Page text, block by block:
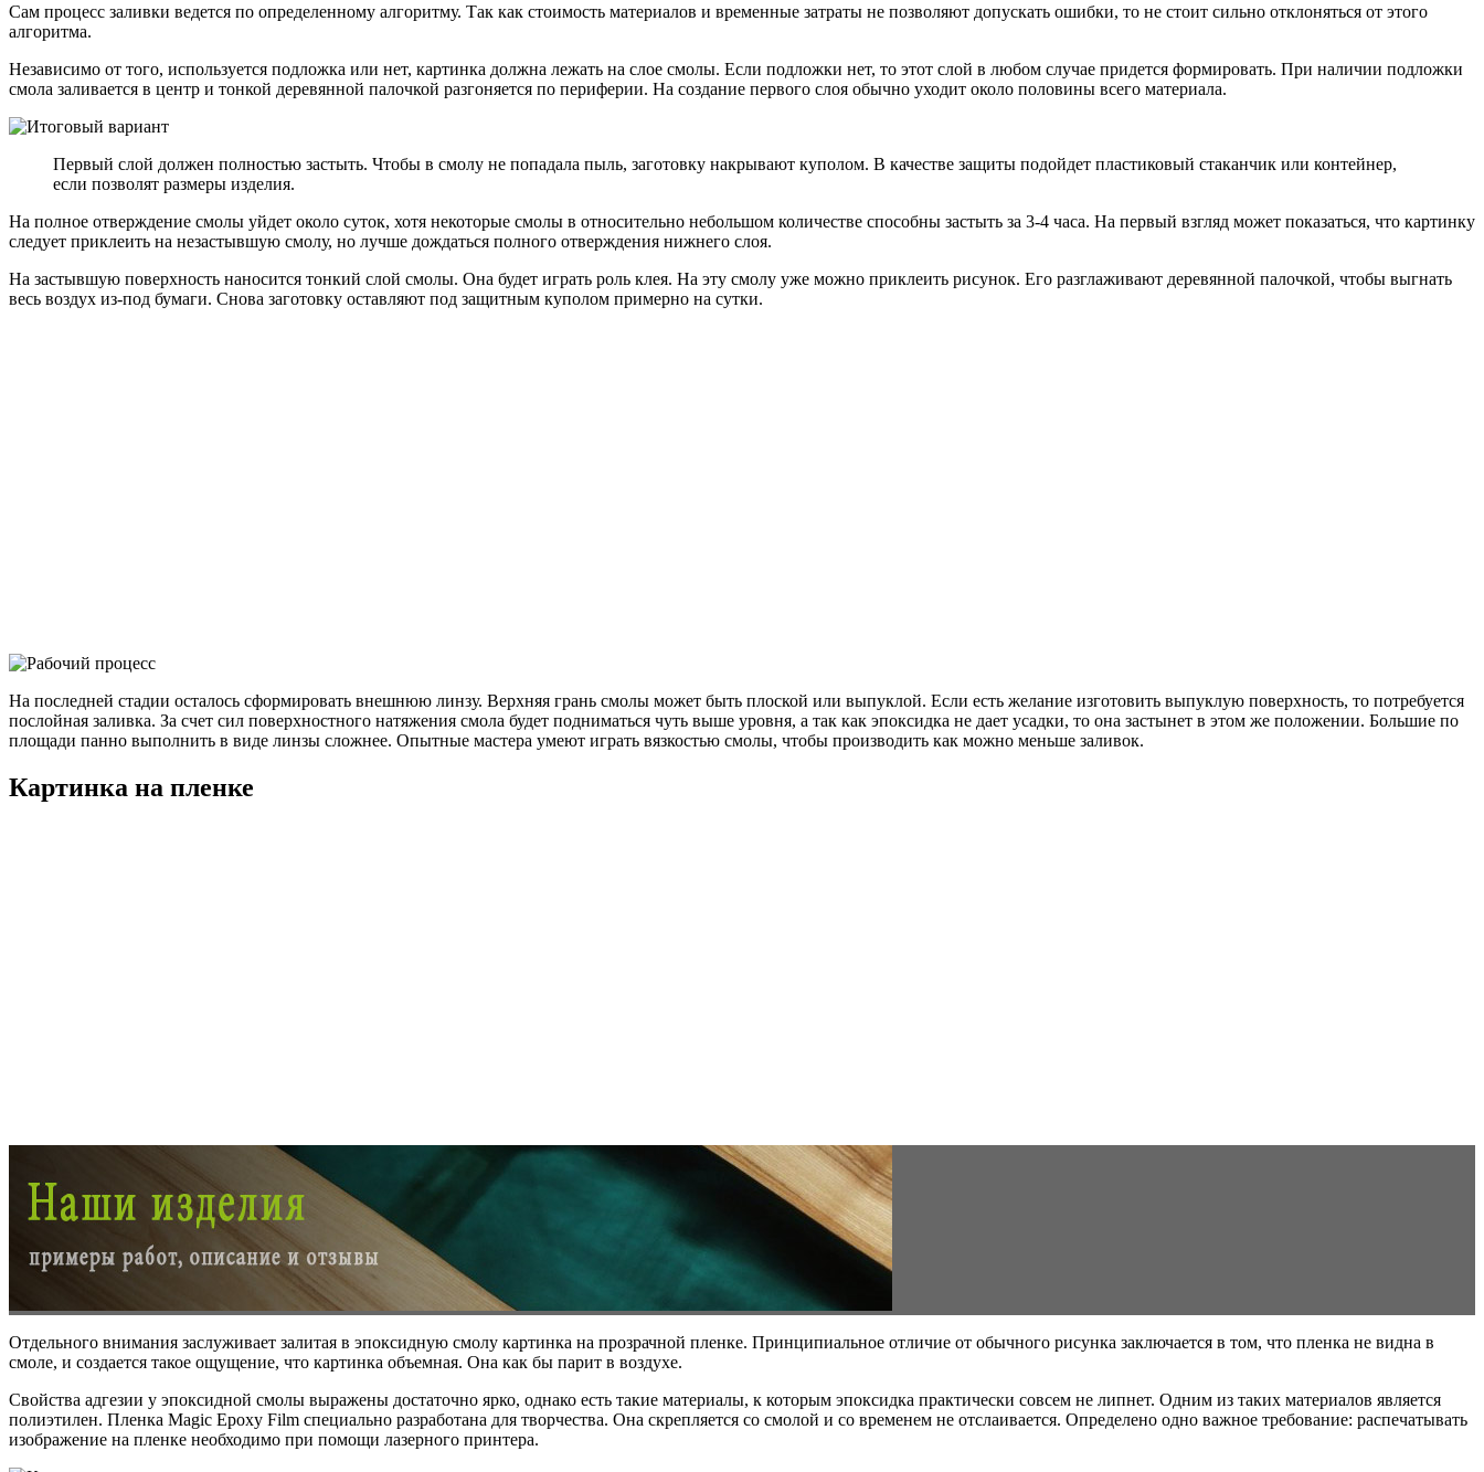
Сам процесс заливки ведется по определенному алгоритму. Так как стоимость материалов и временные затраты не позволяют допускать ошибки, то не стоит сильно отклоняться от этого
алгоритма.
Независимо от того, используется подложка или нет, картинка должна лежать на слое смолы. Если подложки нет, то этот слой в любом случае придется формировать. При наличии подложки
смола заливается в центр и тонкой деревянной палочкой разгоняется по периферии. На создание первого слоя обычно уходит около половины всего материала.
Первый слой должен полностью застыть. Чтобы в смолу не попадала пыль, заготовку накрывают куполом. В качестве защиты подойдет пластиковый стаканчик или контейнер,
если позволят размеры изделия.
На полное отверждение смолы уйдет около суток, хотя некоторые смолы в относительно небольшом количестве способны застыть за 3-4 часа. На первый взгляд может показаться, что картинку
следует приклеить на незастывшую смолу, но лучше дождаться полного отверждения нижнего слоя.
На застывшую поверхность наносится тонкий слой смолы. Она будет играть роль клея. На эту смолу уже можно приклеить рисунок. Его разглаживают деревянной палочкой, чтобы выгнать
весь воздух из-под бумаги. Снова заготовку оставляют под защитным куполом примерно на сутки.
На последней стадии осталось сформировать внешнюю линзу. Верхняя грань смолы может быть плоской или выпуклой. Если есть желание изготовить выпуклую поверхность, то потребуется
послойная заливка. За счет сил поверхностного натяжения смола будет подниматься чуть выше уровня, а так как эпоксидка не дает усадки, то она застынет в этом же положении. Большие по
площади панно выполнить в виде линзы сложнее. Опытные мастера умеют играть вязкостью смолы, чтобы производить как можно меньше заливок.
Картинка на пленке
Отдельного внимания заслуживает залитая в эпоксидную смолу картинка на прозрачной пленке. Принципиальное отличие от обычного рисунка заключается в том, что пленка не видна в
смоле, и создается такое ощущение, что картинка объемная. Она как бы парит в воздухе.
Свойства адгезии у эпоксидной смолы выражены достаточно ярко, однако есть такие материалы, к которым эпоксидка практически совсем не липнет. Одним из таких материалов является
полиэтилен. Пленка Magic Epoxy Film специально разработана для творчества. Она скрепляется со смолой и со временем не отслаивается. Определено одно важное требование: распечатывать
изображение на пленке необходимо при помощи лазерного принтера.